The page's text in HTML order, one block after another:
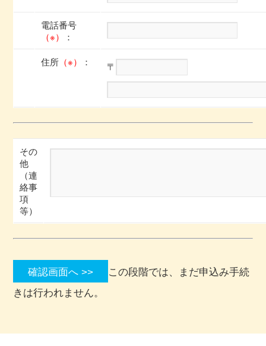
電話番号
（※）
：
住所 （※） ： 〒
その
他
（連
絡事
項
等）
この段階では、まだ申込み手続
きは行われません。